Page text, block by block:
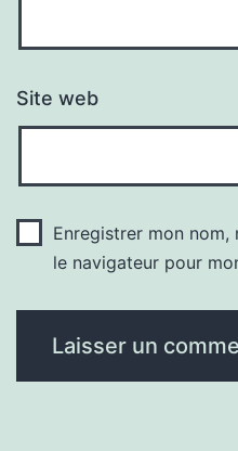
Site web
Enregistrer mon
le navigateur pour